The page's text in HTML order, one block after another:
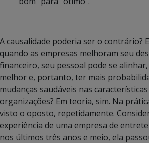
A causalidade poderia ser o contrário?
quando as empresas melhoram seu
financeiro, seu pessoal pode se
melhor e, portanto, ter mais
mudanças saudáveis ​​nas
organizações? Em teoria, sim. Na
visto o oposto, repetidamente.
experiência de uma empresa de
nos últimos três anos e meio, ela